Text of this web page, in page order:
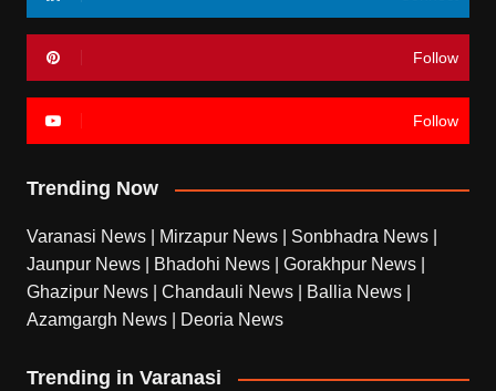
Follow
Follow
Trending Now
Varanasi News Mirzapur News Sonbhadra News
Jaunpur News
Bhadohi News Gorakhpur News
Ghazipur News
Chandauli News Ballia News
Azamgargh News
Deoria News
Trending in Varanasi